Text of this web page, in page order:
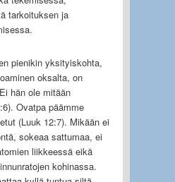
tarkoituksen ja
pienikin yksityiskohta,
oksalta, on
hän ole mitään
Ovatpa päämme
(Luuk 12:7). Mikään ei
sokeaa sattumaa, ei
liikkeessä eikä
kohinassa.